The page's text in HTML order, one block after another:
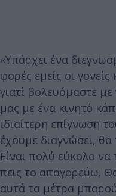
«Υπάρχει ένα
φορές εμείς οι
γιατί βολευόμαστε
μας με ένα κινητό
ιδιαίτερη επίγνωση
έχουμε διαγνώσει,
Είναι πολύ εύκολο
πεις το απαγορεύω.
αυτά τα μέτρα